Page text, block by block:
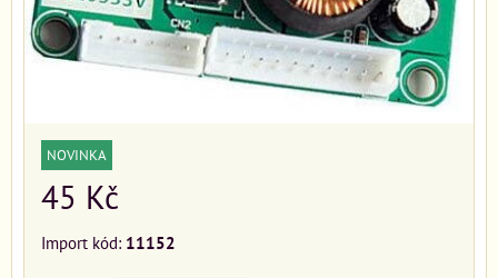
NOVINKA
45 Kč
Import kód: 11152